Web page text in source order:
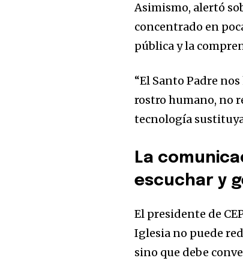
Asimismo, alertó
concentrado en
pública y la
“El Santo Padre
rostro humano, no
tecnología
La
escuchar y
El presidente de
Iglesia no puede
sino que debe